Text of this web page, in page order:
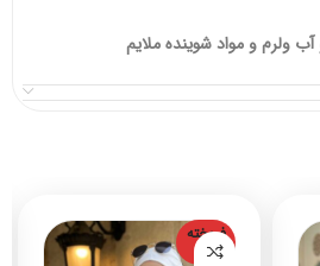
ولرم و مواد شوینده ملایم
فروخته
شده